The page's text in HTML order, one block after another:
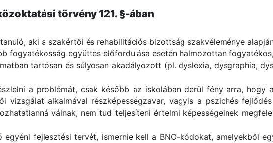
törvény 121. §-ában
aki a szakértői és rehabilitációs bizottság szakvéleménye
fogyatékosság együttes előfordulása esetén halmozottan fogyatékos,
tartósan és súlyosan akadályozott (pl. dyslexia, dysgraphia,
a problémát, csak később az iskolában derül fény arra,
vizsgálat alkalmával részképességzavar, vagyis a pszichés
válnak, nem tud teljesíteni értelmi képességeinek
fejlesztési tervét, ismernie kell a BNO-kódokat, amelyekből